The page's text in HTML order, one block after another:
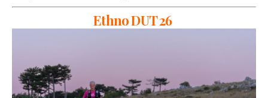
Ethno DUT 26